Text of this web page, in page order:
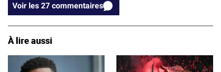
Voir les 27 commentaires
À lire aussi